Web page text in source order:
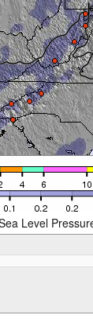
Level